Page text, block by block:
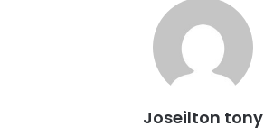
Joseilton tony